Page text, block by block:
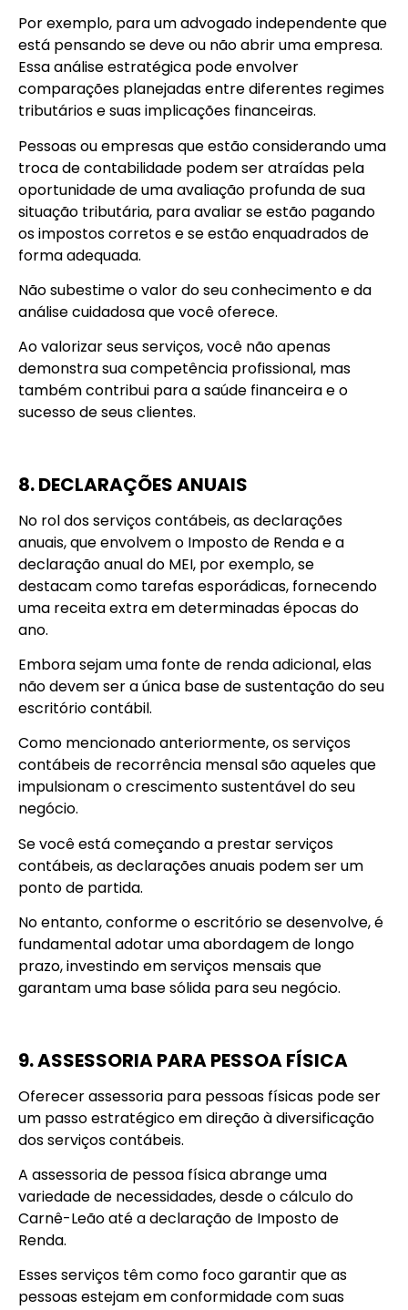
Por exemplo, para um advogado independente que
está pensando se deve ou não abrir uma empresa.
Essa análise estratégica pode envolver
comparações planejadas entre diferentes regimes
tributários e suas implicações financeiras.
Pessoas ou empresas que estão considerando uma
troca de contabilidade podem ser atraídas pela
oportunidade de uma avaliação profunda de sua
situação tributária, para avaliar se estão pagando
os impostos corretos e se estão enquadrados de
forma adequada.
Não subestime o valor do seu conhecimento e da
análise cuidadosa que você oferece.
Ao valorizar seus serviços, você não apenas
demonstra sua competência profissional, mas
também contribui para a saúde financeira e o
sucesso de seus clientes.
8. DECLARAÇÕES ANUAIS
No rol dos serviços contábeis, as declarações
anuais, que envolvem o Imposto de Renda e a
declaração anual do MEI, por exemplo, se
destacam como tarefas esporádicas, fornecendo
uma receita extra em determinadas épocas do
ano.
Embora sejam uma fonte de renda adicional, elas
não devem ser a única base de sustentação do seu
escritório contábil.
Como mencionado anteriormente, os serviços
contábeis de recorrência mensal são aqueles que
impulsionam o crescimento sustentável do seu
negócio.
Se você está começando a prestar serviços
contábeis, as declarações anuais podem ser um
ponto de partida.
No entanto, conforme o escritório se desenvolve, é
fundamental adotar uma abordagem de longo
prazo, investindo em serviços mensais que
garantam uma base sólida para seu negócio.
9. ASSESSORIA PARA PESSOA FÍSICA
Oferecer assessoria para pessoas físicas pode ser
um passo estratégico em direção à diversificação
dos serviços contábeis.
A assessoria de pessoa física abrange uma
variedade de necessidades, desde o cálculo do
Carnê-Leão até a declaração de Imposto de
Renda.
Esses serviços têm como foco garantir que as
pessoas estejam em conformidade com suas